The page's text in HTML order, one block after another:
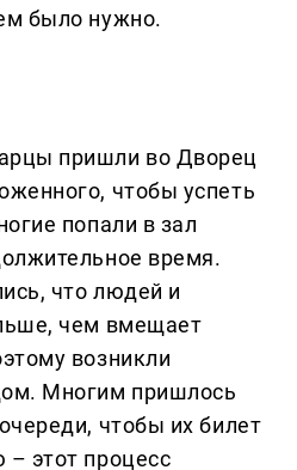
было нужно.
пришли во Дворец
чтобы успеть
попали в зал
время.
что людей и
чем вмещает
возникли
Многим пришлось
чтобы их билет
– этот процесс